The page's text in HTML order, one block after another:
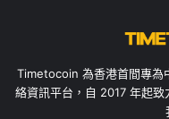
Timetocoin 為香港首間專為
絡資訊平台，自 2017 年起